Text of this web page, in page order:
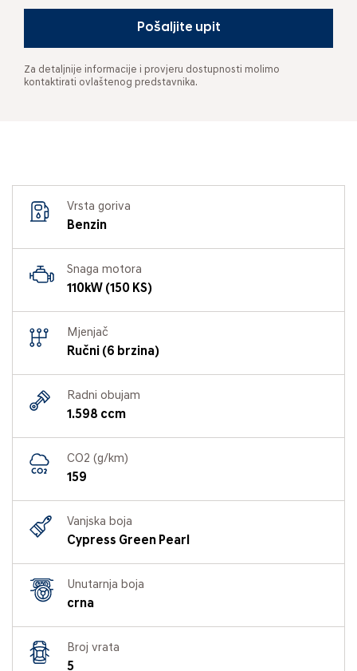
Pošaljite upit
Za detaljnije informacije i provjeru dostupnosti molimo
kontaktirati ovlaštenog predstavnika.
Vrsta goriva
Benzin
Snaga motora
110kW (150 KS)
Mjenjač
Ručni (6 brzina)
Radni obujam
1.598 ccm
CO2 (g/km)
159
Vanjska boja
Cypress Green Pearl
Unutarnja boja
crna
Broj vrata
5